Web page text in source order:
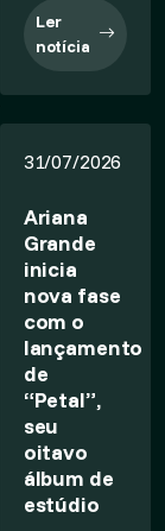
Ler
notícia
31/07/2026
Ariana
Grande
inicia
nova fase
com o
lançamento
de
“Petal”,
seu
oitavo
álbum de
estúdio